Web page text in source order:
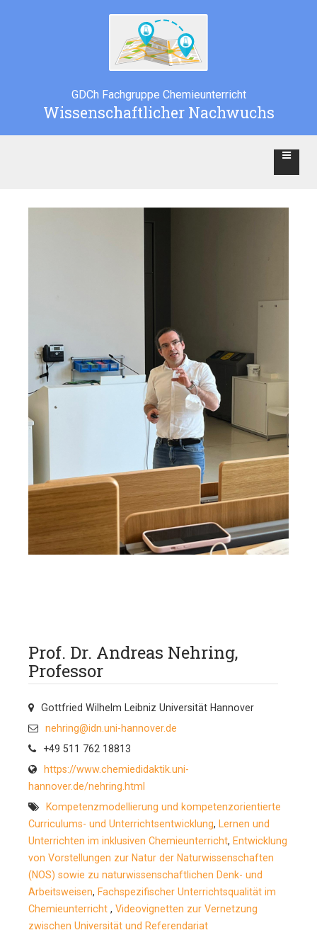
GDCh Fachgruppe Chemieunterricht
Wissenschaftlicher Nachwuchs
Prof. Dr. Andreas Nehring,
Professor
Gottfried Wilhelm Leibniz Universität Hannover
nehring@idn.uni-hannover.de
+49 511 762 18813
https://www.chemiedidaktik.uni-
hannover.de/nehring.html
Kompetenzmodellierung und kompetenzorientierte
Curriculums- und Unterrichtsentwicklung,
Lernen und
Unterrichten im inklusiven Chemieunterricht, Entwicklung
von Vorstellungen zur Natur der Naturwissenschaften
(NOS) sowie zu naturwissenschaftlichen Denk- und
Arbeitsweisen, Fachspezifischer Unterrichtsqualität im
Chemieunterricht , Videovignetten zur Vernetzung
zwischen Universität und Referendariat